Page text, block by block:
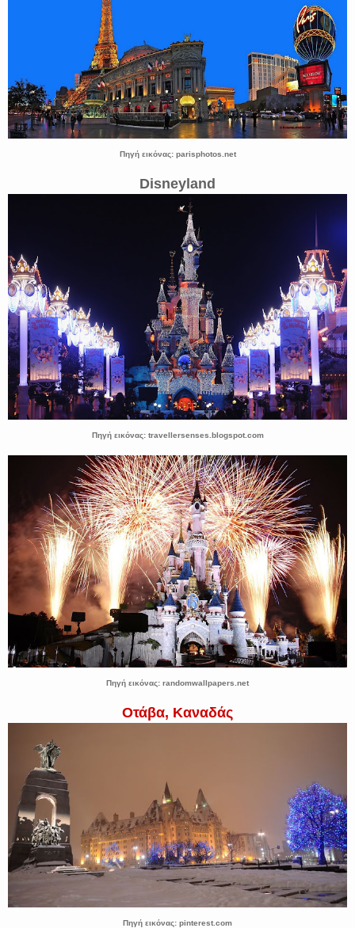
Πηγή εικόνας: parisphotos.net
Disneyland
Πηγή εικόνας: travellersenses.blogspot.com
Πηγή εικόνας: randomwallpapers.net
Οτάβα, Καναδάς
Πηγή εικόνας: pinterest.com